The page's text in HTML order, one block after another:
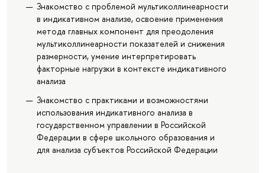
Знакомство с проблемой мультиколлинеарности
в индикативном анализе, освоение применения
метода главных компонент для преодоления
мультиколлинеарности показателей и снижения
размерности, умение интерпретировать
факторные нагрузки в контексте индикативного
анализа
Знакомство с практиками и возможностями
использования индикативного анализа в
государственном управлении в Российской
Федерации в сфере школьного образования и
для анализа субъектов Российской Федерации